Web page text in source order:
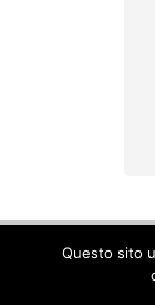
Questo sito